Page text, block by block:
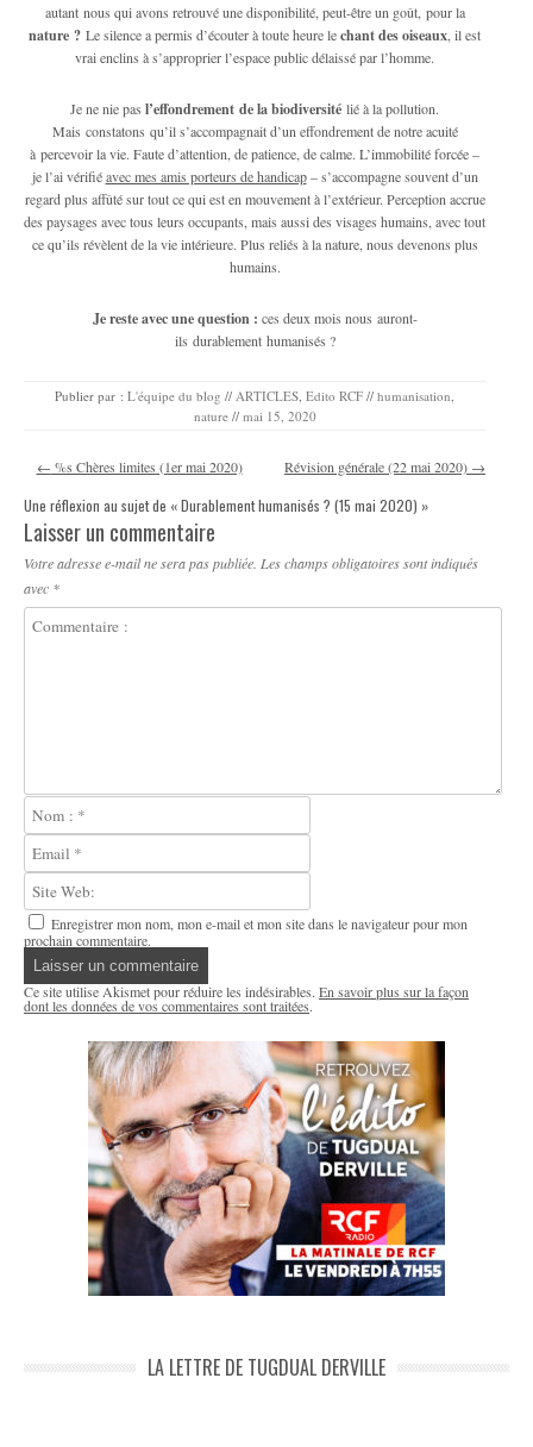
autant nous qui avons retrouvé une disponibilité, peut-être un goût, pour la
nature ? Le silence a permis d’écouter à toute heure lechant des oiseaux , il est
vrai enclins à s’approprier l’espace public délaissé par l’homme.
Je ne nie pas l’effondrement de la biodiversité lié à la pollution.
Mais constatons qu’il s’accompagnait d’un effondrement de notre acuité
à percevoir la vie. Faute d’attention, de patience, de calme. L’immobilité forcée –
je l’ai vérifiéavec mes amis porteurs de handicap– s’accompagne souvent d’un
regard plus affûté sur tout ce qui est en mouvement à l’extérieur. Perception accrue
des paysages avec tous leurs occupants, mais aussi des visages humains, avec tout
ce qu’ils révèlent de la vie intérieure. Plus reliés à la nature, nous devenons plus
humains.
Je reste avec une question : ces deux mois nous auront-
ils durablement humanisés ?
Publier par : L'équipe du blog // ARTICLES Edito RCF // humanisation
nature // mai 15, 2020
Navigation des articles
← %s Chères limites (1er mai 2020) Révision générale (22 mai 2020) →
Une réflexion au sujet de «Durablement humanisés ? (15 mai 2020) »
Laisser un commentaire
Votre adresse e-mail ne sera pas publiée. Les champs obligatoires sont indiqués
avec *
Enregistrer mon nom, mon e-mail et mon site dans le navigateur pour mon
prochain commentaire.
Ce site utilise Akismet pour réduire les indésirables. En savoir plus sur la façon
dont les données de vos commentaires sont traitées.
LA LETTRE DE TUGDUAL DERVILLE